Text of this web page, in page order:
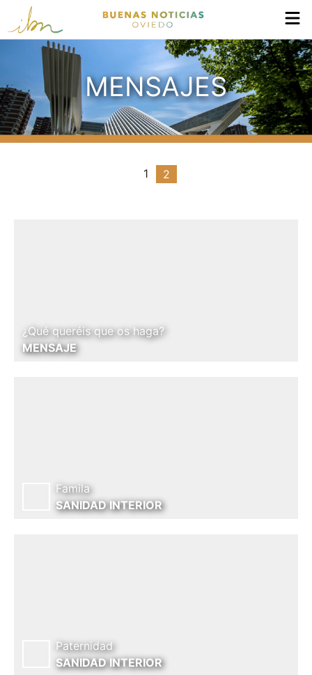
MENSAJES
1 2
¿Qué queréis que os haga?
MENSAJE
Famila
SANIDAD INTERIOR
Paternidad
SANIDAD INTERIOR